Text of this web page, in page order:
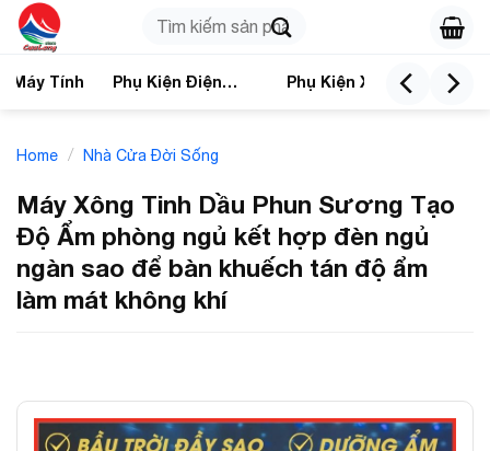
Skip
Search
Phụ Kiện Điện
Phụ Kiện Xe
Máy Tính
Home / Nhà Cửa Đời Sống
Máy Xông Tinh Dầu Phun Sương Tạo
Độ Ẩm phòng ngủ kết hợp đèn ngủ
ngàn sao để bàn khuếch tán độ ẩm
làm mát không khí